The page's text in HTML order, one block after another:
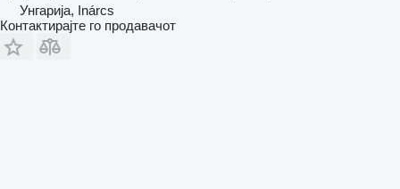
Унгарија, Inárcs
Контактирајте го продавачот